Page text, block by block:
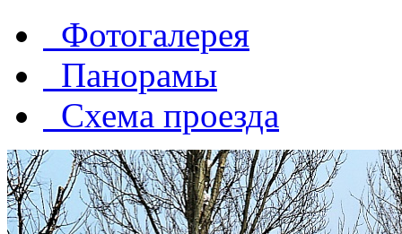
Фотогалерея
Панорамы
Схема проезда